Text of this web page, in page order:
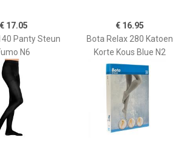
€ 17.05
Panty Steun
N6
€ 16.95
Bota Relax 280 Katoen
Korte Kous Blue N2